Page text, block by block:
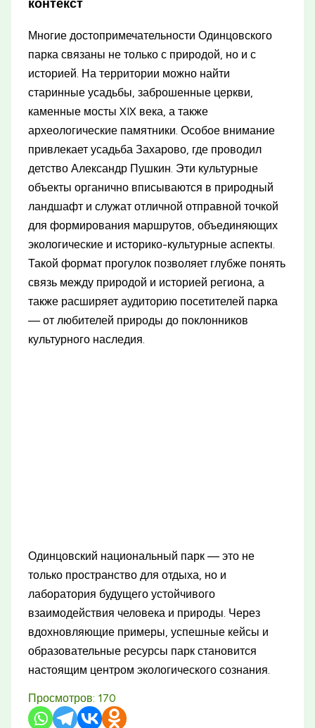
контекст
Многие достопримечательности Одинцовского
парка связаны не только с природой, но и с
историей. На территории можно найти
старинные усадьбы, заброшенные церкви,
каменные мосты XIX века, а также
археологические памятники. Особое внимание
привлекает усадьба Захарово, где проводил
детство Александр Пушкин. Эти культурные
объекты органично вписываются в природный
ландшафт и служат отличной отправной точкой
для формирования маршрутов, объединяющих
экологические и историко-культурные аспекты.
Такой формат прогулок позволяет глубже понять
связь между природой и историей региона, а
также расширяет аудиторию посетителей парка
— от любителей природы до поклонников
культурного наследия.
Одинцовский национальный парк — это не
только пространство для отдыха, но и
лаборатория будущего устойчивого
взаимодействия человека и природы. Через
вдохновляющие примеры, успешные кейсы и
образовательные ресурсы парк становится
настоящим центром экологического сознания.
Просмотров: 170